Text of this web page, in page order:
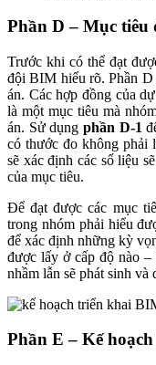
Phần D – Mục tiêu
Trước khi có thể đạt
đội BIM hiểu rõ. Phần D
án. Các hợp đồng của
là một mục tiêu mà
án. Sử dụng phần D-1
có thước đo không phải
sẽ xác định các số liệu
của mục tiêu.
Để đạt được các mục
trong nhóm phải hiểu
để xác định những kỳ
được lấy ở cấp độ nào
nhầm lẫn sẽ phát sinh
Phần E – Kế